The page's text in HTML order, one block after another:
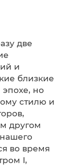
две
и
близкие
но
стилю и
другом
во время
I,